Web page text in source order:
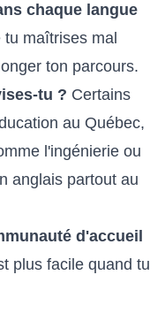
chaque langue
maîtrises mal
ton parcours.
tu ? Certains
au Québec,
l'ingénierie ou
anglais partout au
d'accueil
plus facile quand tu